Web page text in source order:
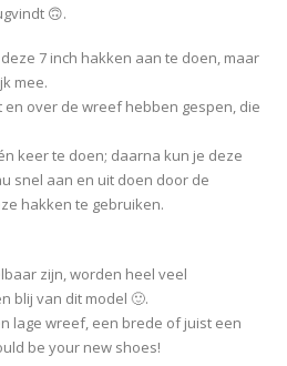
🙃.
7 inch hakken aan te doen, maar
mee.
over de wreef hebben gespen, die
keer te doen; daarna kun je deze
snel aan en uit doen door de
hakken te gebruiken.
zijn, worden heel veel
blij van dit model 🙂.
lage wreef, een brede of juist een
be your new shoes!